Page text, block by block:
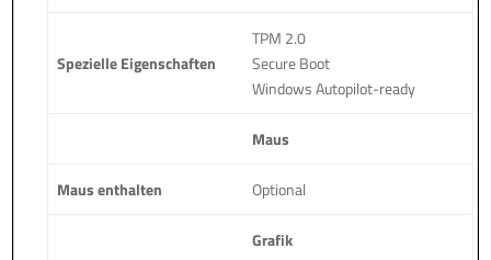
Spezielle Eigenschaften
TPM 2.0
Secure Boot
Windows Autopilot-ready
Maus
Maus enthalten Optional
Grafik